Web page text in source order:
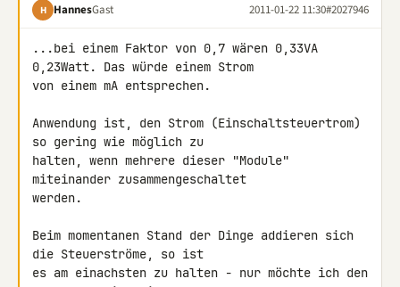
H HannesGast 2011-01-22 11:30#2027946
...bei einem Faktor von 0,7 wären 0,33VA
0,23Watt. Das würde einem Strom
von einem mA entsprechen.
Anwendung ist, den Strom (Einschaltsteuertrom)
so gering wie möglich zu
halten, wenn mehrere dieser "Module"
miteinander zusammengeschaltet
werden.
Beim momentanen Stand der Dinge addieren sich
die Steuerströme, so ist
es am einachsten zu halten - nur möchte ich den